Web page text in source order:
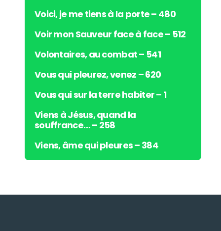
Voici, je me tiens à la porte – 480
Voir mon Sauveur face à face – 512
Volontaires, au combat – 541
Vous qui pleurez, venez – 620
Vous qui sur la terre habiter – 1
Viens à Jésus, quand la
souffrance… – 258
Viens, âme qui pleures – 384